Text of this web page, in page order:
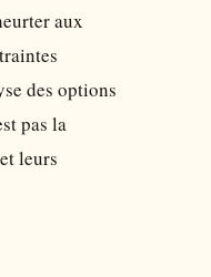
aux
des options
pas la
leurs